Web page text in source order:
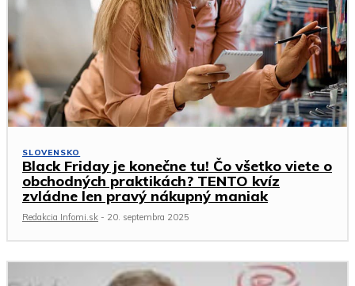
SLOVENSKO
Black Friday je konečne tu! Čo všetko viete o
obchodných praktikách? TENTO kvíz
zvládne len pravý nákupný maniak
Redakcia Infomi.sk - 20. septembra 2025